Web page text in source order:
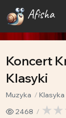
Afisha
Koncert
Klasyki
Muzyka
Klasyka
2468